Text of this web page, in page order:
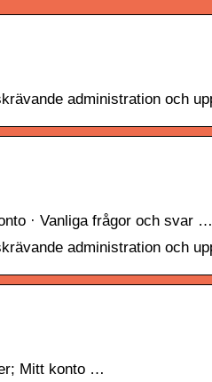
administration och
· Vanliga frågor och svar …
administration och
Mitt konto …